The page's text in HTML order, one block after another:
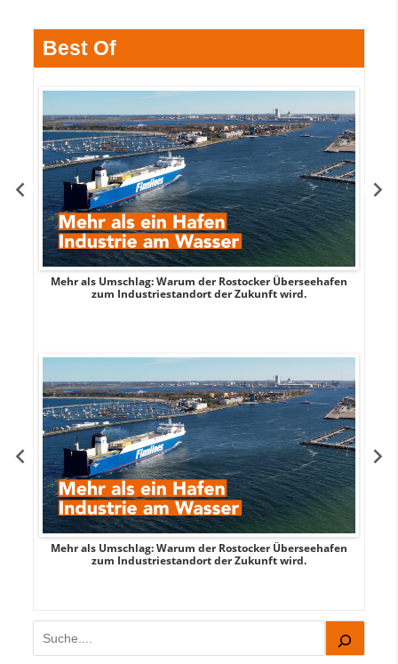
Best Of
Mehr als Umschlag: Warum der Rostocker Überseehafen
zum Industriestandort der Zukunft wird.
Mehr als Umschlag: Warum der Rostocker Überseehafen
zum Industriestandort der Zukunft wird.
Suchen